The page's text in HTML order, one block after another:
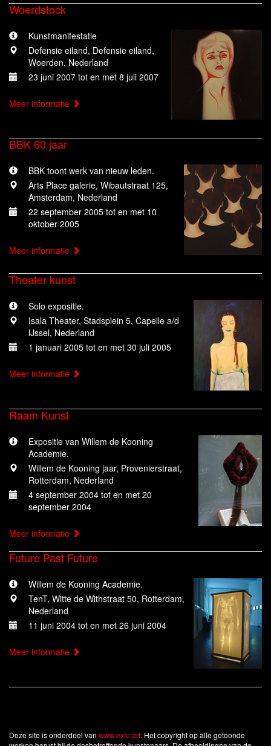
Woerdstock
Kunstmanifestatie
Defensie eiland, Defensie eiland,
Woerden, Nederland
23 juni 2007 tot en met 8 juli 2007
Meer informatie
BBK 60 jaar
BBK toont werk van nieuw leden.
Arts Place galerie, Wibautstraat 125,
Amsterdam, Nederland
22 september 2005 tot en met 10
oktober 2005
Meer informatie
Theater kunst
Solo expositie.
Isala Theater, Stadsplein 5, Capelle a/d
IJssel, Nederland
1 januari 2005 tot en met 30 juli 2005
Meer informatie
Raam Kunst
Expositie van Willem de Kooning
Academie.
Willem de Kooning jaar, Provenierstraat,
Rotterdam, Nederland
4 september 2004 tot en met 20
september 2004
Meer informatie
Future Past Future
Willem de Kooning Academie.
TenT, Witte de Withstraat 50, Rotterdam,
Nederland
11 juni 2004 tot en met 26 juni 2004
Meer informatie
Deze site is onderdeel van www.exto.art. Het copyright op alle getoonde